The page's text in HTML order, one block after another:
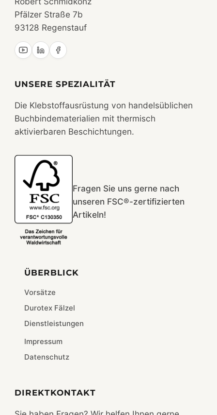
Pfälzer Straße 7b
93128 Regenstauf
UNSERE SPEZIALITÄT
Die Klebstoffausrüstung von handelsüblichen
Buchbindematerialien mit thermisch
aktivierbaren Beschichtungen.
Fragen Sie uns gerne nach
unseren FSC®-zertifizierten
Artikeln!
ÜBERBLICK
Vorsätze
Durotex Fälzel
Dienstleistungen
Impressum
Datenschutz
DIREKTKONTAKT